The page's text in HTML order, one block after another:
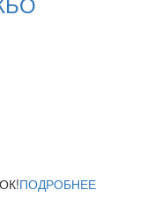
ПОДРОБНЕЕ